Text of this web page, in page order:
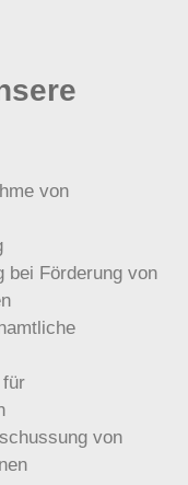
von
bei Förderung von
für
von